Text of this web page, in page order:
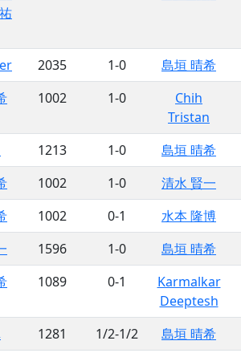
2035 1-0
島垣 晴希
1002 1-0
Chih
Tristan
1213 1-0
島垣 晴希
1002 1-0
清水 賢一
1002 0-1
水本 隆博
1596 1-0
島垣 晴希
1089 0-1
Karmalkar
Deeptesh
1281 1/2-1/2 島垣 晴希